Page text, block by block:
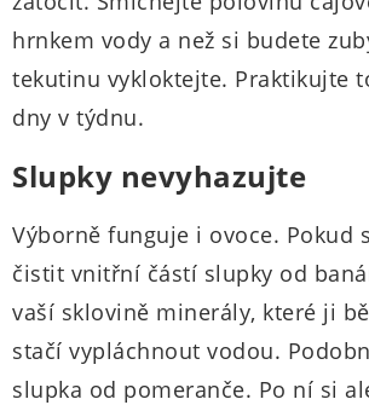
hrnkem vody a než si budete
tekutinu vykloktejte. Praktikujte
dny v týdnu.
Slupky nevyhazujte
Výborně funguje i ovoce. Pokud
čistit vnitřní částí slupky od
vaší sklovině minerály, které ji
stačí vypláchnout vodou.
slupka od pomeranče. Po ní si